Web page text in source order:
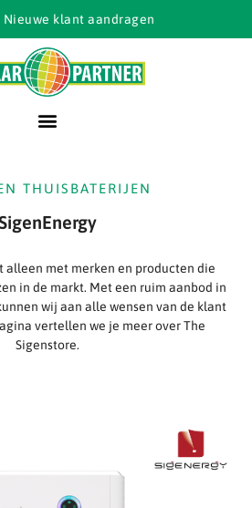
Nieuwe klant aandragen
THUISBATERIJEN
alleen met merken en producten die
in de markt. Met een ruim aanbod in
wij aan alle wensen van de klant
vertellen we je meer over The
Sigenstore.